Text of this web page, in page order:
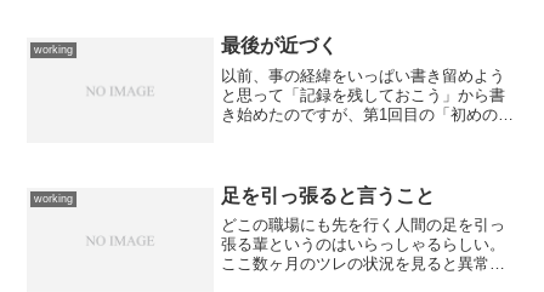
だ。 まぁ、うちのS...
working 最後が近づく
以前、事の経緯をいっぱい書き留めよう
と思って「記録を残しておこう」から書
き始めたのですが、第1回目の「初めの一
ている僕のことを慰留し...
working 足を引っ張ると言うこと
どこの職場にも先を行く人間の足を引っ
張る輩というのはいらっしゃるらしい。
ここ数ヶ月のツレの状況を見ると異常な